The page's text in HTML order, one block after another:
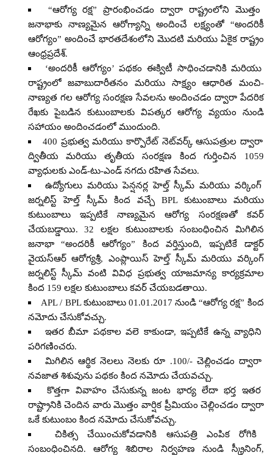
“ఆరోగ్య రక్ష” ప్రారంభించడం ద్వారా రాష్ట్రంలోని మొత్తం
జనాభాకు నాణ్యమైన ఆరోగ్యాన్ని అందించే లక్ష్యంతో “అందరికీ
ఆరోగ్యం” అందించే భారతదేశంలోని మొదటి మరియు ఏకైక రాష్ట్రం
ఆంధ్రప్రదేశ్.
‘అందరికీ ఆరోగ్యం’ పథకం ఈక్విటీ సాధించడానికి మరియు
రాష్ట్రంలో జవాబుదారీతనం మరియు సాక్ష్యం ఆధారిత మంచి-
నాణ్యత గల ఆరోగ్య సంరక్షణ సేవలను అందించడం ద్వారా పేదరిక
రేఖకు పైబడిన కుటుంబాలకు విపత్కర ఆరోగ్య వ్యయం నుండి
సహాయం అందించడంలో ముందుంది.
400 ప్రభుత్వ మరియు కార్పొరేట్ నెట్‌వర్క్ ఆసుపత్రుల ద్వారా
ద్వితీయ మరియు తృతీయ సంరక్షణ కింద గుర్తించిన 1059
వ్యాధులకు ఎండ్-టు-ఎండ్ నగదు రహిత సేవలు.
ఉద్యోగులు మరియు పెన్షనర్ల హెల్త్ స్కీమ్ మరియు వర్కింగ్
జర్నలిస్ట్ హెల్త్ స్కీమ్ కింద వచ్చే BPL కుటుంబాలు మరియు
కుటుంబాలు ఇప్పటికే నాణ్యమైన ఆరోగ్య సంరక్షణతో కవర్
చేయబడ్డాయి. 32 లక్షల కుటుంబాలకు సంబంధించిన మిగిలిన
జనాభా “అందరికీ ఆరోగ్యం” కింద వర్తిస్తుంది, ఇప్పటికే డాక్టర్
వైయస్ఆర్ ఆరోగ్యశ్రీ, ఎంప్లాయిస్ హెల్త్ స్కీమ్ మరియు వర్కింగ్
జర్నలిస్ట్ స్కీమ్ వంటి వివిధ ప్రభుత్వ యాజమాన్య కార్యక్రమాల
కింద 159 లక్షల కుటుంబాలు కవర్ చేయబడతాయి.
APL / BPL కుటుంబాలు 01.01.2017 నుండి “ఆరోగ్య రక్ష” కింద
నమోదు చేసుకోవచ్చు.
ఇతర బీమా పథకాల వలె కాకుండా, ఇప్పటికే ఉన్న వ్యాధిని
పరిగణించరు.
మిగిలిన ఆర్థిక నెలలు నెలకు రూ .100/- చెల్లించడం ద్వారా
నవజాత శిశువును పథకం కింద నమోదు చేయవచ్చు.
కొత్తగా వివాహం చేసుకున్న జంట భార్య లేదా భర్త ఇతర
రాష్ట్రానికి చెందిన వారు మొత్తం వార్షిక ప్రీమియం చెల్లించడం ద్వారా
ఒకే కుటుంబం కింద నమోదు చేసుకోవచ్చు.
చికిత్స చేయించుకోవడానికి ఆసుపత్రి ఎంపిక రోగికి
సంబంధించినది. ఆరోగ్య శిబిరాల నిర్వహణ నుండి స్క్రీనింగ్,